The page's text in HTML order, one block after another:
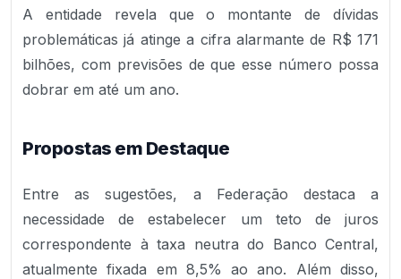
A entidade revela que o montante de dívidas
problemáticas já atinge a cifra alarmante de R$ 171
bilhões, com previsões de que esse número possa
dobrar em até um ano.
Propostas em Destaque
Entre as sugestões, a Federação destaca a
necessidade de estabelecer um teto de juros
correspondente à taxa neutra do Banco Central,
atualmente fixada em 8,5% ao ano. Além disso,